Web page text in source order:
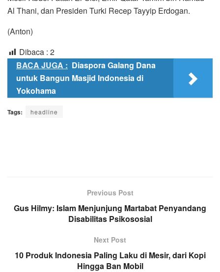
Al Thani, dan Presiden Turki Recep Tayyip Erdogan.
(Anton)
Dibaca : 2
BACA JUGA : Diaspora Galang Dana
untuk Bangun Masjid Indonesia di
Yokohama
Tags: headline
Previous Post
Gus Hilmy: Islam Menjunjung Martabat Penyandang
Disabilitas Psikososial
Next Post
10 Produk Indonesia Paling Laku di Mesir, dari Kopi
Hingga Ban Mobil